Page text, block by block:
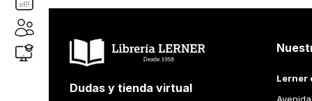
Dudas y tienda virtual
Lerner